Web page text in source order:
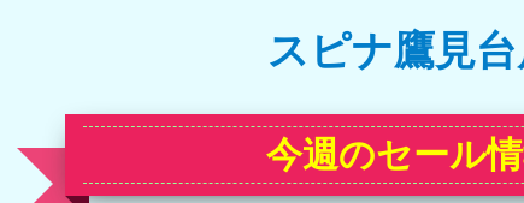
スピナ鷹見
今週のセール